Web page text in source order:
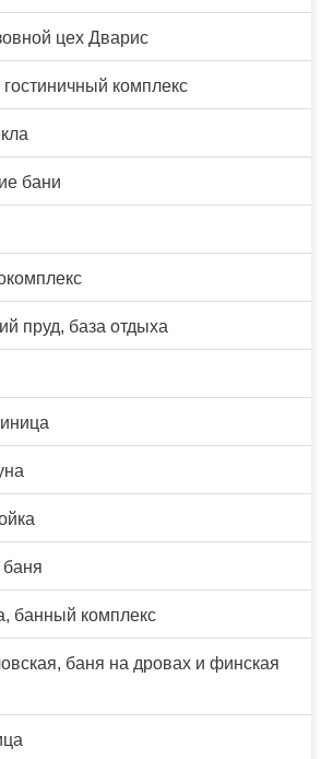
цех Дварис
комплекс
бани
пруд, база отдыха
баня
банный комплекс
баня на дровах и финская